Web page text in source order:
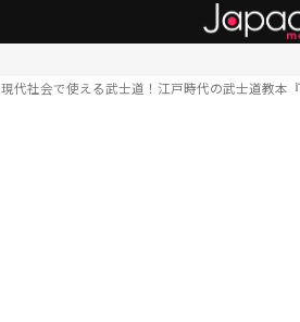
現代社会で使える武士道！江戸時代の武士道教本